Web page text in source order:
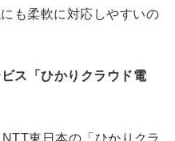
も柔軟に対応しやすいの
ス「ひかりクラウド電
東日本の「ひかりクラ